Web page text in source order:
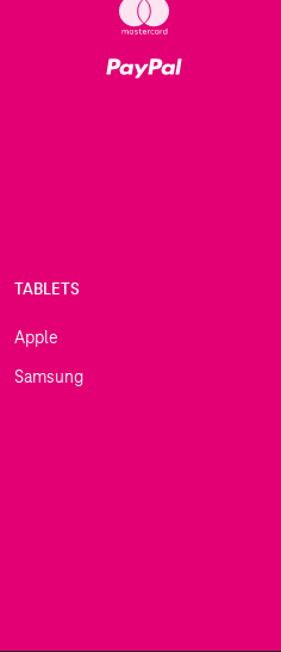
TABLETS
Apple
Samsung